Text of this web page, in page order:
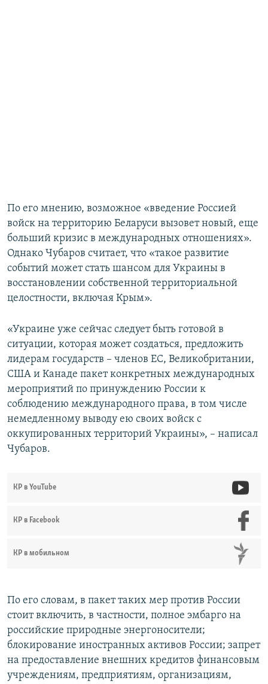
По его мнению, возможное «введение Россией
войск на территорию Беларуси вызовет новый, еще
больший кризис в международных отношениях».
Однако Чубаров считает, что «такое развитие
событий может стать шансом для Украины в
восстановлении собственной территориальной
целостности, включая Крым».
«Украине уже сейчас следует быть готовой в
ситуации, которая может создаться, предложить
лидерам государств – членов ЕС, Великобритании,
США и Канаде пакет конкретных международных
мероприятий по принуждению России к
соблюдению международного права, в том числе
немедленному выводу ею своих войск с
оккупированных территорий Украины», – написал
Чубаров.
КР в YouTube
КР в Facebook
КР в мобильном
По его словам, в пакет таких мер против России
стоит включить, в частности, полное эмбарго на
российские природные энергоносители;
блокирование иностранных активов России; запрет
на предоставление внешних кредитов финансовым
учреждениям, предприятиям, организациям,